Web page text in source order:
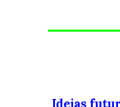
Ideias